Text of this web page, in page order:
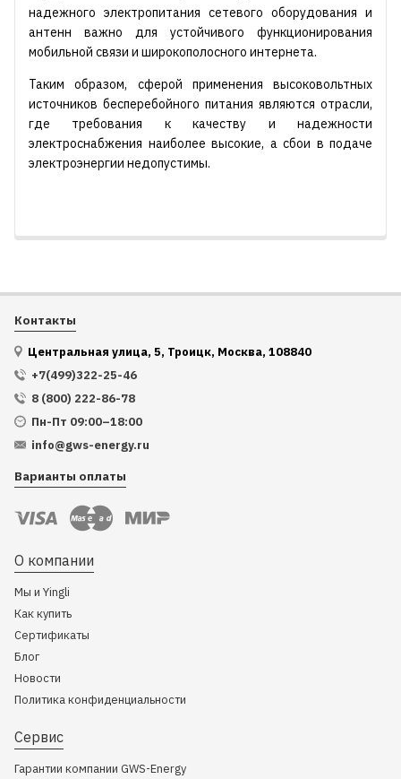
надежного электропитания сетевого оборудования и
антенн важно для устойчивого функционирования
мобильной связи и широкополосного интернета.
Таким образом, сферой применения высоковольтных
источников бесперебойного питания являются отрасли,
где требования к качеству и надежности
электроснабжения наиболее высокие, а сбои в подаче
электроэнергии недопустимы.
Контакты
Центральная улица, 5, Троицк, Москва, 108840
+7(499)322-25-46
8 (800) 222-86-78
Пн-Пт 09:00–18:00
info@gws-energy.ru
Варианты оплаты
О компании
Мы и Yingli
Как купить
Сертификаты
Блог
Новости
Политика конфиденциальности
Сервис
Гарантии компании GWS-Energy